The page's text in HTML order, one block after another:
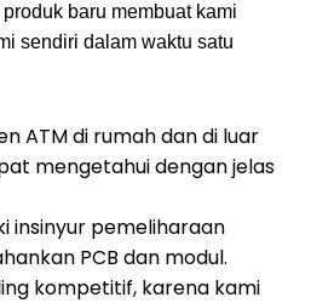
baru membuat kami
sendiri dalam waktu satu
ATM di rumah dan di luar
mengetahui dengan jelas
insinyur pemeliharaan
PCB dan modul.
kompetitif, karena kami